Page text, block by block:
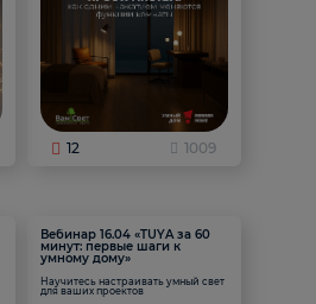
12 1009
Вебинар 16.04 «TUYA за 60
минут: первые шаги к
умному дому»
Научитесь настраивать умный свет
для ваших проектов